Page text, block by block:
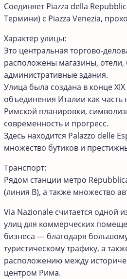
Соединяет Piazza della
Термини) с Piazza Venezia,
Характер улицы:
Это центральная торгово-
расположены магазины, отели,
административные здания.
Улица была создана в конце
объединения Италии как часть
Римской планировки,
современность и прогресс.
Здесь находится Palazzo delle
множество бутиков и
Транспорт:
Рядом станции метро
(линия B), а также множество
Via Nazionale считается одной
улиц для коммерческих
бизнеса — благодаря
туристическому трафику, а
расположению между
центром Рима.